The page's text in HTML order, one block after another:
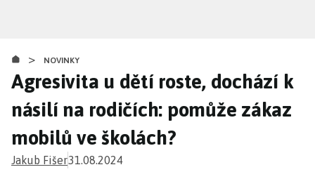
obsahu
> NOVINKY
Agresivita u dětí roste, dochází k
násilí na rodičích: pomůže zákaz
mobilů ve školách?
Jakub Fišer31.08.2024